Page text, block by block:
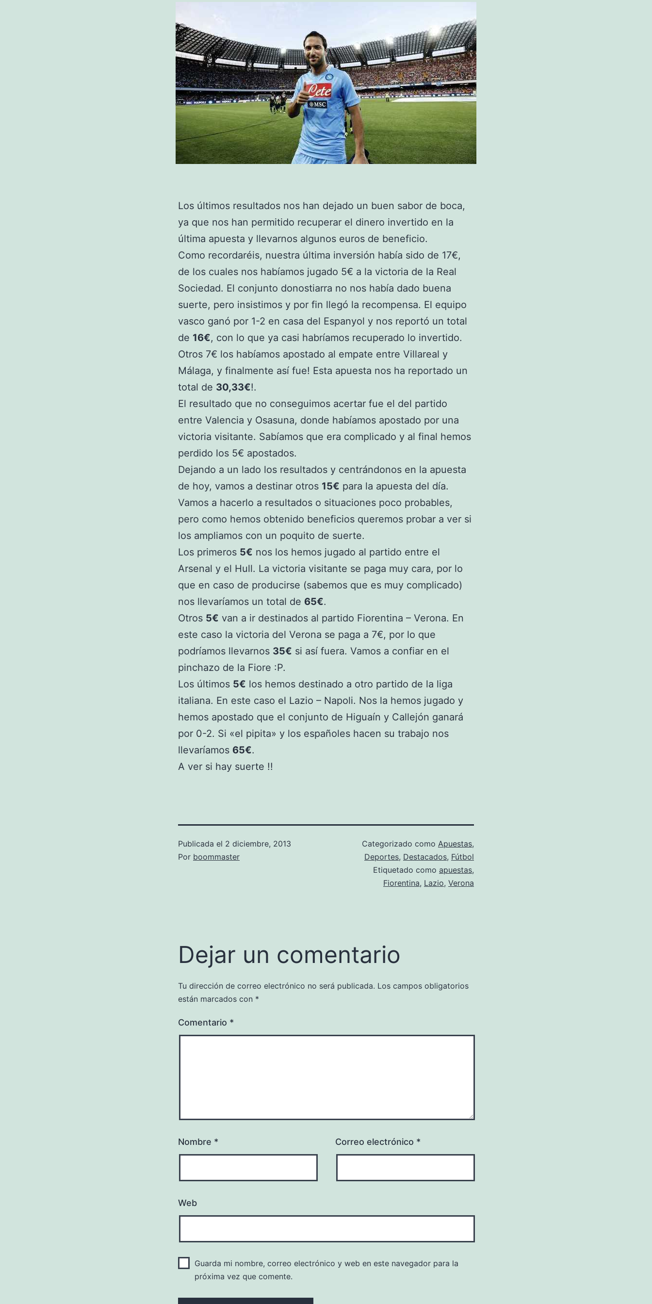
Los últimos resultados nos han dejado un buen sabor de boca,
ya que nos han permitido recuperar el dinero invertido en la
última apuesta y llevarnos algunos euros de beneficio.
Como recordaréis, nuestra última inversión había sido de 17€,
de los cuales nos habíamos jugado 5€ a la victoria de la Real
Sociedad. El conjunto donostiarra no nos había dado buena
suerte, pero insistimos y por fin llegó la recompensa. El equipo
vasco ganó por 1-2 en casa del Espanyol y nos reportó un total
de 16€, con lo que ya casi habríamos recuperado lo invertido.
Otros 7€ los habíamos apostado al empate entre Villareal y
Málaga, y finalmente así fue! Esta apuesta nos ha reportado un
total de 30,33€!.
El resultado que no conseguimos acertar fue el del partido
entre Valencia y Osasuna, donde habíamos apostado por una
victoria visitante. Sabíamos que era complicado y al final hemos
perdido los 5€ apostados.
Dejando a un lado los resultados y centrándonos en la apuesta
de hoy, vamos a destinar otros 15€ para la apuesta del día.
Vamos a hacerlo a resultados o situaciones poco probables,
pero como hemos obtenido beneficios queremos probar a ver si
los ampliamos con un poquito de suerte.
Los primeros 5€ nos los hemos jugado al partido entre el
Arsenal y el Hull. La victoria visitante se paga muy cara, por lo
que en caso de producirse (sabemos que es muy complicado)
nos llevaríamos un total de 65€.
Otros 5€ van a ir destinados al partido Fiorentina – Verona. En
este caso la victoria del Verona se paga a 7€, por lo que
podríamos llevarnos 35€ si así fuera. Vamos a confiar en el
pinchazo de la Fiore :P.
Los últimos 5€ los hemos destinado a otro partido de la liga
italiana. En este caso el Lazio – Napoli. Nos la hemos jugado y
hemos apostado que el conjunto de Higuaín y Callejón ganará
por 0-2. Si «el pipita» y los españoles hacen su trabajo nos
llevaríamos 65€.
A ver si hay suerte !!
Publicada el 2 diciembre, 2013
Por boommaster
Categorizado como Apuestas,
Deportes, Destacados, Fútbol
Etiquetado como apuestas,
Fiorentina, Lazio, Verona
Dejar un comentario
Tu dirección de correo electrónico no será publicada. Los campos obligatorios
están marcados con *
Comentario *
Nombre * Correo electrónico *
Web
Guarda mi nombre, correo electrónico y web en este navegador para la
próxima vez que comente.